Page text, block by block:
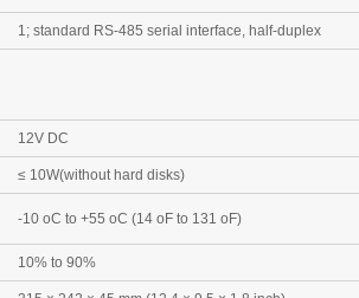
1; standard RS-485 serial interface, half-duplex
12V DC
≤ 10W(without hard disks)
10% to 90%
315 × 242 × 45 mm (12.4 × 9.5 × 1.8 inch)